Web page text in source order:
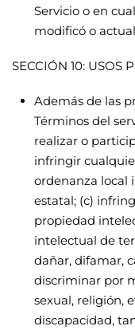
Servicio o en
modificó o
SECCIÓN 10: USOS
Además de las
Términos del
realizar o
infringir
ordenanza local
estatal; (c)
propiedad
intelectual de
dañar, difamar,
discriminar por
sexual, religión,
discapacidad,